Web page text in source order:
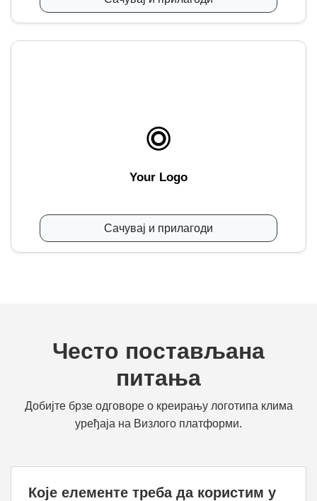
Your Logo
Сачувај и прилагоди
Често постављана
питања
Добијте брзе одговоре о креирању логотипа клима
уређаја на Визлого платформи.
Које елементе треба да користим у